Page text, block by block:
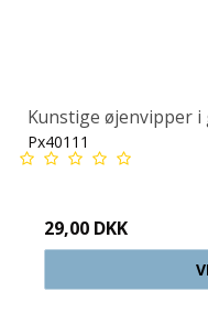
Kunstige øjenvipper i
Px40111
29,00 DKK